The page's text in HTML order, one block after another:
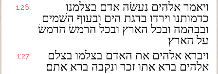
1:26
ויאמר אלהים נעשׂה אדם בצלמנו
כדמותנו וירדו בדגת הים ובעוף השׁמים
ובבהמה ובכל הארץ ובכל הרמשׂ הרמשׂ
על הארץ׃
1:27
ויברא אלהים את האדם בצלמו בצלם
אלהים ברא אתו זכר ונקבה ברא אתם׃